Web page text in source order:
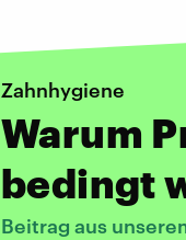
Zahnhygiene
Warum
bedingt
Beitrag aus